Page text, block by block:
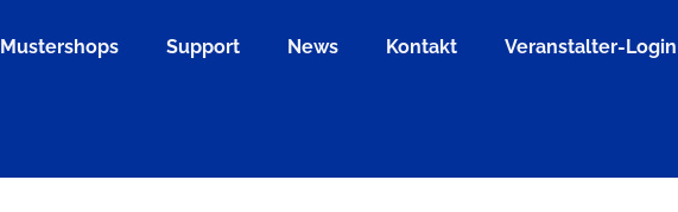
Mustershops Support News Kontakt Veranstalter-Login